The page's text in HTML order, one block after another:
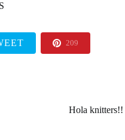
209
Hola knitters!!